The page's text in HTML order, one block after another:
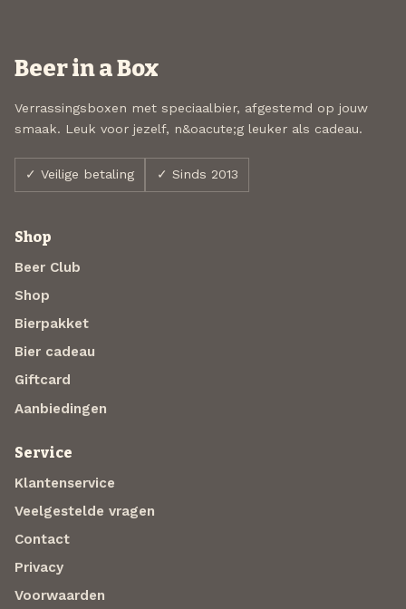
Beer in a Box
Verrassingsboxen met speciaalbier, afgestemd op jouw
smaak. Leuk voor jezelf, n&oacute;g leuker als cadeau.
✓ Veilige betaling ✓ Sinds 2013
Shop
Beer Club
Shop
Bierpakket
Bier cadeau
Giftcard
Aanbiedingen
Service
Klantenservice
Veelgestelde vragen
Contact
Privacy
Voorwaarden